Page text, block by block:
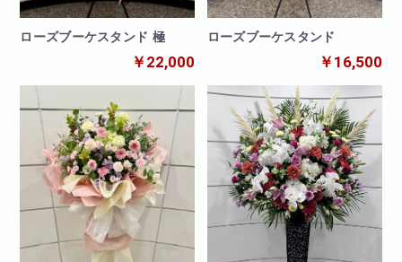
ローズブーケスタンド 極
￥22,000
ローズブーケスタンド
￥16,500